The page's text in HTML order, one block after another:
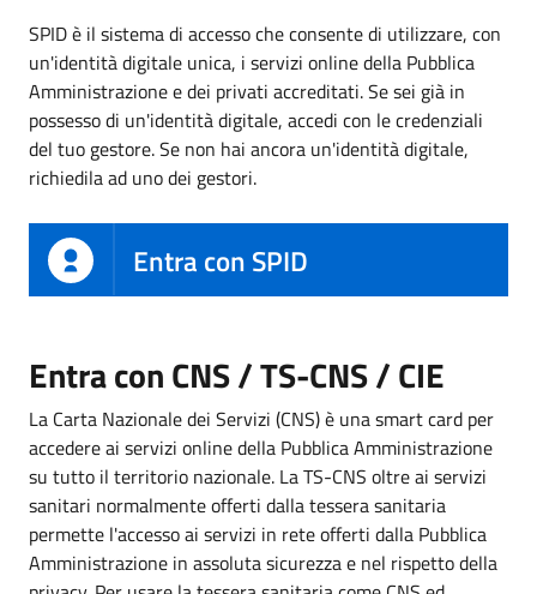
SPID è il sistema di accesso che consente di utilizzare, con
un'identità digitale unica, i servizi online della Pubblica
Amministrazione e dei privati accreditati. Se sei già in
possesso di un'identità digitale, accedi con le credenziali
del tuo gestore. Se non hai ancora un'identità digitale,
richiedila ad uno dei gestori.
Entra con SPID
Entra con CNS / TS-CNS / CIE
La Carta Nazionale dei Servizi (CNS) è una smart card per
accedere ai servizi online della Pubblica Amministrazione
su tutto il territorio nazionale. La TS-CNS oltre ai servizi
sanitari normalmente offerti dalla tessera sanitaria
permette l'accesso ai servizi in rete offerti dalla Pubblica
Amministrazione in assoluta sicurezza e nel rispetto della